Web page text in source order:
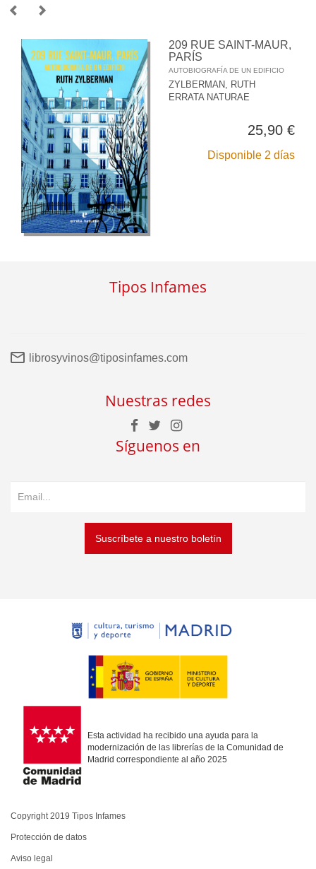
209 RUE SAINT-MAUR,
PARÍS
AUTOBIOGRAFÍA DE UN EDIFICIO
ZYLBERMAN, RUTH
ERRATA NATURAE
25,90 €
Disponible 2 días
Tipos Infames
librosyvinos@tiposinfames.com
Nuestras redes
Síguenos en
Suscríbete a nuestro boletín
Esta actividad ha recibido una ayuda para la
modernización de las librerías de la Comunidad de
Madrid correspondiente al año 2025
Copyright 2019 Tipos Infames
Protección de datos
Aviso legal